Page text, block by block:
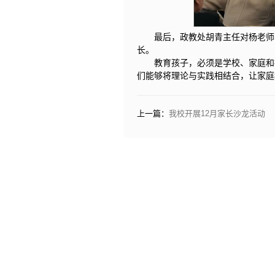
最后，政教处胡青主任对杨老
长。
教育孩子，必须是学校、家庭
们能够将理论与实践相结合，让家
上一篇： 我校开展12月家长沙龙活动